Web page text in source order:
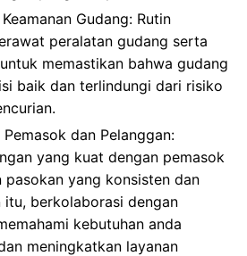
Gudang: Rutin
peralatan gudang serta
memastikan bahwa gudang
baik dan terlindungi dari risiko
dan Pelanggan:
yang kuat dengan pemasok
pasokan yang konsisten dan
itu, berkolaborasi dengan
kebutuhan anda
meningkatkan layanan